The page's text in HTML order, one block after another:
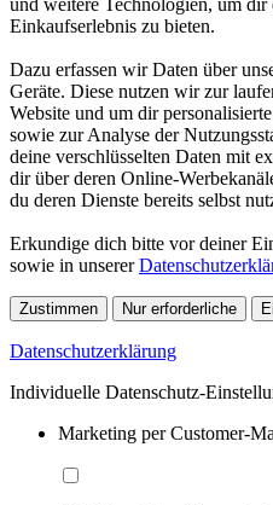
Einkaufserlebnis zu bieten.
Dazu erfassen wir Daten über
Geräte. Diese nutzen wir zur
Website und um dir
sowie zur Analyse der
deine verschlüsselten Daten mit
dir über deren Online-
du deren Dienste bereits selbst
Erkundige dich bitte vor deiner
sowie in unserer
Zustimmen Nur erforderliche
Datenschutzerklärung
Individuelle Datenschutz-
Marketing per Customer-